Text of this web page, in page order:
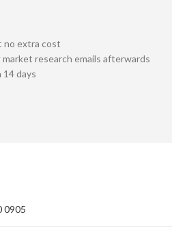
no extra cost
research emails afterwards
days
0905